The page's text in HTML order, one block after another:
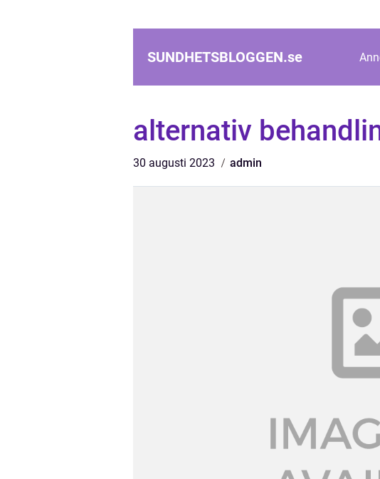
SUNDHETSBLOGGEN.se
alternativ
30 augusti 2023 admin